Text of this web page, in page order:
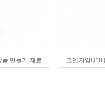
만들기 재료
코엔자임Q10